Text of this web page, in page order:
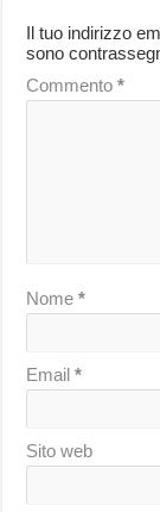
Il tuo indirizzo
sono
Commento*
Nome*
Email*
Sito web